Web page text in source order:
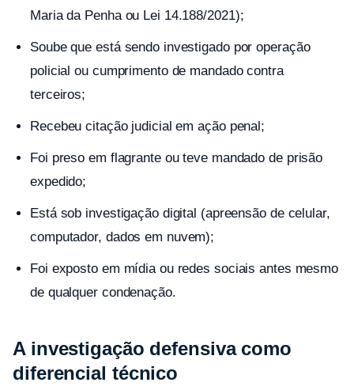
Maria da Penha ou Lei 14.188/2021);
Soube que está sendo investigado por operação
policial ou cumprimento de mandado contra
terceiros;
Recebeu citação judicial em ação penal;
Foi preso em flagrante ou teve mandado de prisão
expedido;
Está sob investigação digital (apreensão de celular,
computador, dados em nuvem);
Foi exposto em mídia ou redes sociais antes mesmo
de qualquer condenação.
A investigação defensiva como
diferencial técnico